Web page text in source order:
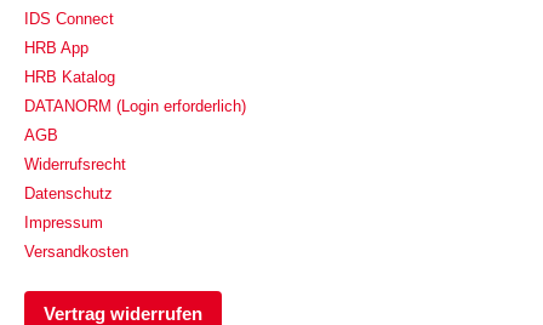
IDS Connect
HRB App
HRB Katalog
DATANORM (Login erforderlich)
AGB
Widerrufsrecht
Datenschutz
Impressum
Versandkosten
Vertrag widerrufen